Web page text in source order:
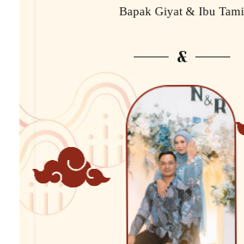
Bapak Giyat & Ibu Tami
&